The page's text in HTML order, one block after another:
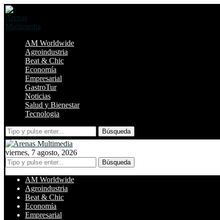
AM Worldwide
Agroindustria
Beat & Chic
Economía
Empresarial
GastroTur
Noticias
Salud y Bienestar
Tecnologia
Búsqueda
viernes, 7 agosto, 2026
Búsqueda
AM Worldwide
Agroindustria
Beat & Chic
Economía
Empresarial